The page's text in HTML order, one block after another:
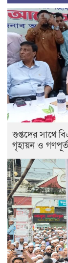
গুপ্তদের সাথে
গৃহায়ন ও গণপূর্ত